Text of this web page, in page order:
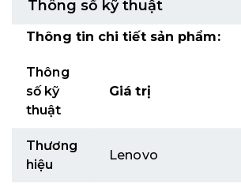
Thông số kỹ thuật
Thông tin chi tiết sản phẩm:
Thông
số kỹ
thuật
Giá trị
Thương
hiệu
Lenovo